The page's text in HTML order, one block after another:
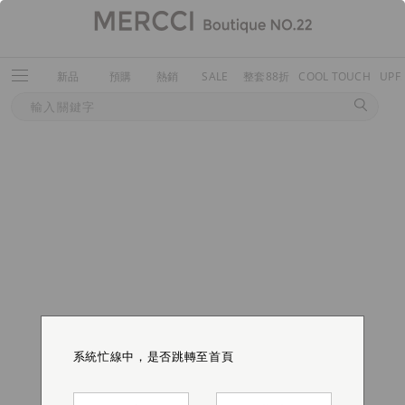
新品 預購 熱銷 SALE 整套88折 COOL TOUCH
系統忙線中，是否跳轉至首頁
系統忙線中，是否跳轉至首頁
系統忙線中，是否跳轉至首頁
系統忙線中，是否跳轉至首頁
系統忙線中，是否跳轉至首頁